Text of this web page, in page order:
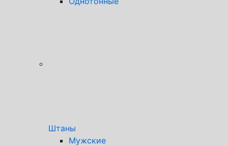
Штаны
Мужские